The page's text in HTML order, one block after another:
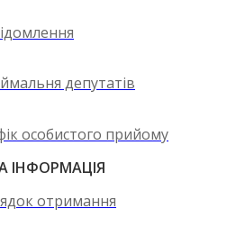
депутатів
особистого прийому
ІНФОРМАЦІЯ
отримання